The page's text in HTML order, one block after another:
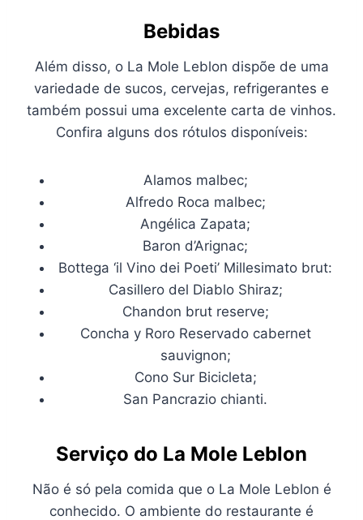
Bebidas
Além disso, o La Mole Leblon dispõe de uma
variedade de sucos, cervejas, refrigerantes e
também possui uma excelente carta de vinhos.
Confira alguns dos rótulos disponíveis:
Alamos malbec;
Alfredo Roca malbec;
Angélica Zapata;
Baron d’Arignac;
Bottega ‘il Vino dei Poeti’ Millesimato brut:
Casillero del Diablo Shiraz;
Chandon brut reserve;
Concha y Roro Reservado cabernet
sauvignon;
Cono Sur Bicicleta;
San Pancrazio chianti.
Serviço do La Mole Leblon
Não é só pela comida que o La Mole Leblon é
conhecido. O ambiente do restaurante é